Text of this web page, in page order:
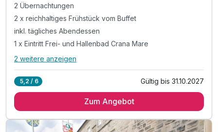
2 Übernachtungen
2 x reichhaltiges Frühstück vom Buffet
inkl. tägliches Abendessen
1 x Eintritt Frei- und Hallenbad Crana Mare
Alle Inklusivleistungen
2 x reichhaltiges Frühstück vom Buffet
1 x Eintritt Frei- und Hallenbad Crana Mare
2 weitere anzeigen
5,2 / 6 Gültig bis 31.10.2027
Zum Angebot